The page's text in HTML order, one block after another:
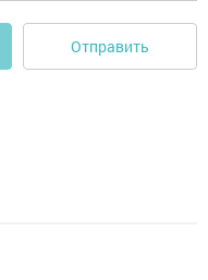
Отправить